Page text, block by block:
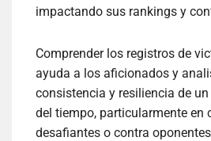
impactando sus rankings y
Comprender los registros de
ayuda a los aficionados y
consistencia y resiliencia de
del tiempo, particularmente en
desafiantes o contra